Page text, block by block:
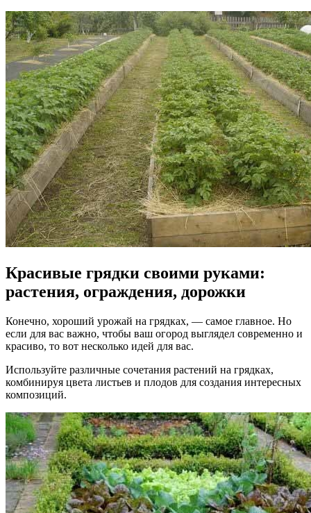
Красивые грядки своими руками:
растения, ограждения, дорожки
Конечно, хороший урожай на грядках, — самое главное. Но
если для вас важно, чтобы ваш огород выглядел современно и
красиво, то вот несколько идей для вас.
Используйте различные сочетания растений на грядках,
комбинируя цвета листьев и плодов для создания интересных
композиций.